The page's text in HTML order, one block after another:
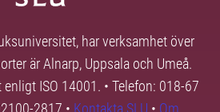
har verksamhet över
är Alnarp, Uppsala och Umeå.
ISO 14001. • Telefon: 018-67
2817 • Kontakta SLU • Om